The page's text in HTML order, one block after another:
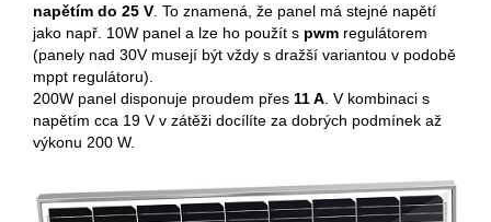
napětím do 25 V . To znamená, že panel má stejné napětí
jako např. 10W panel a lze ho použít s pwm regulátorem
(panely nad 30V musejí být vždy s dražší variantou v podobě
mppt regulátoru).
200W panel disponuje proudem přes 11 A . V kombinaci s
napětím cca 19 V v zátěži docílíte za dobrých podmínek až
výkonu 200 W.